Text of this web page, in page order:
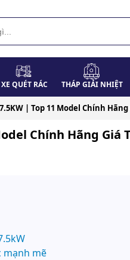
XE QUÉT RÁC THÁP GIẢI NHIỆT
| Top 11 Model Chính
Chính Hãng Giá
mạnh mẽ